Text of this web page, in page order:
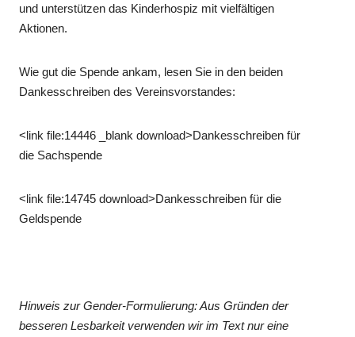
und unterstützen das Kinderhospiz mit vielfältigen
Aktionen.
Wie gut die Spende ankam, lesen Sie in den beiden
Dankesschreiben des Vereinsvorstandes:
<link file:14446 _blank download>Dankesschreiben für
die Sachspende
<link file:14745 download>Dankesschreiben für die
Geldspende
Hinweis zur Gender-Formulierung: Aus Gründen der
besseren Lesbarkeit verwenden wir im Text nur eine